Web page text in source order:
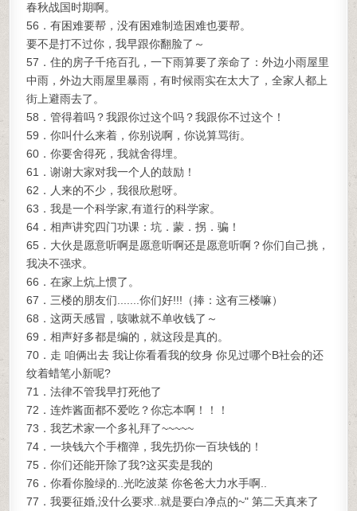
春秋战国时期啊。
56．有困难要帮，没有困难制造困难也要帮。
要不是打不过你，我早跟你翻脸了～
57．住的房子千疮百孔，一下雨算要了亲命了：外边小雨屋里
中雨，外边大雨屋里暴雨，有时候雨实在太大了，全家人都上
街上避雨去了。
58．管得着吗？我跟你过这个吗？我跟你不过这个！
59．你叫什么来着，你别说啊，你说算骂街。
60．你要舍得死，我就舍得埋。
61．谢谢大家对我一个人的鼓励！
62．人来的不少，我很欣慰呀。
63．我是一个科学家,有道行的科学家。
64．相声讲究四门功课：坑．蒙．拐．骗！
65．大伙是愿意听啊是愿意听啊还是愿意听啊？你们自己挑，
我决不强求。
66．在家上炕上惯了。
67．三楼的朋友们.......你们好!!!（捧：这有三楼嘛）
68．这两天感冒，咳嗽就不单收钱了～
69．相声好多都是编的，就这段是真的。
70．走 咱俩出去 我让你看看我的纹身 你见过哪个B社会的还
纹着蜡笔小新呢?
71．法律不管我早打死他了
72．连炸酱面都不爱吃？你忘本啊！！！
73．我艺术家一个多礼拜了~~~~~
74．一块钱六个手榴弹，我先扔你一百块钱的！
75．你们还能开除了我?这买卖是我的
76．你看你脸绿的..光吃波菜 你爸爸大力水手啊..
77．我要征婚,没什么要求..就是要白净点的~" 第二天真来了